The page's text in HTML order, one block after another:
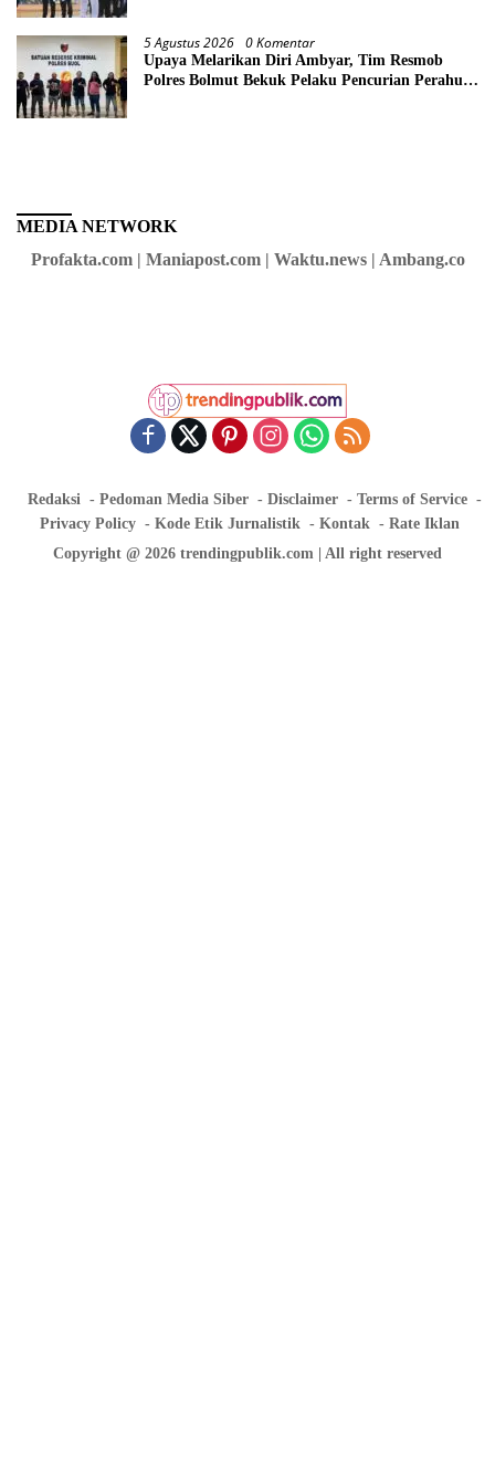
5 Agustus 2026 0 Komentar
Upaya Melarikan Diri Ambyar, Tim Resmob
Polres Bolmut Bekuk Pelaku Pencurian Perahu
MEDIA NETWORK
Profakta.com | Maniapost.com | Waktu.news | Ambang.co
Redaksi Pedoman Media Siber Disclaimer
Terms of Service
Privacy Policy
Kode Etik Jurnalistik Kontak
Rate Iklan
Copyright @ 2026 trendingpublik.com | All right reserved